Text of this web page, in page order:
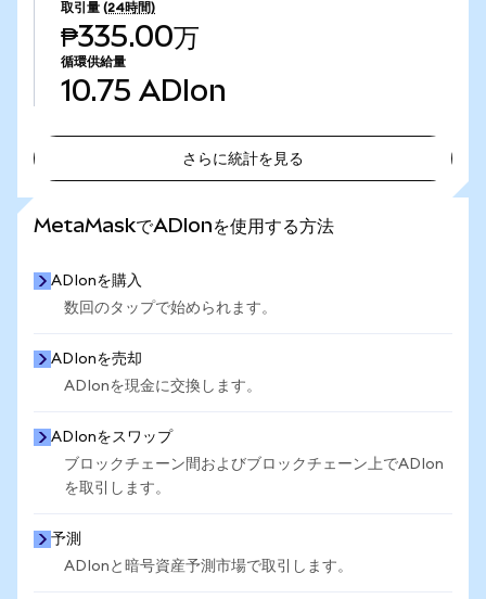
取引量 (24時間)
₱335.00万
循環供給量
10.75 ADIon
さらに統計を見る
MetaMaskでADIonを使用する方法
ADIonを購入
数回のタップで始められます。
ADIonを売却
ADIonを現金に交換します。
ADIonをスワップ
ブロックチェーン間およびブロックチェーン上でADIon
を取引します。
予測
ADIonと暗号資産予測市場で取引します。